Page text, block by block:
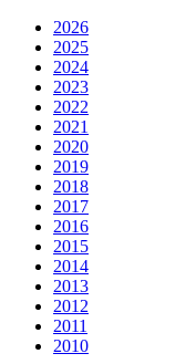
2026
2025
2024
2023
2022
2021
2020
2019
2018
2017
2016
2015
2014
2013
2012
2011
2010